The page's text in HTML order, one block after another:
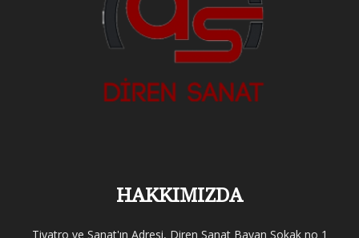
HAKKIMIZDA
Tiyatro ve Sanat'ın Adresi, Diren Sanat Bayan Sokak no 1